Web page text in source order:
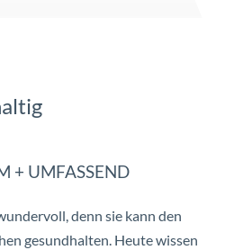
+ UMFASSEND
denn sie kann den
gesundhalten. Heute wissen